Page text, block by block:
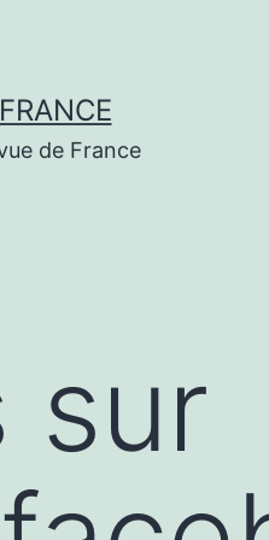
de France
sur